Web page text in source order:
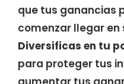
que tus ganancias
comenzar llegar en
Diversificas en tu
para proteger tus